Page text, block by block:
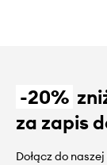
-20%
za zapis
Dołącz do